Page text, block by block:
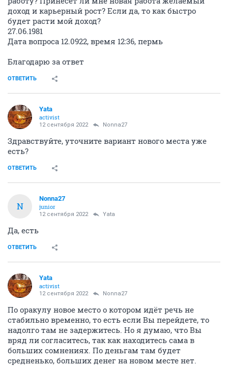
доход и карьерный рост? Если да, то как быстро
будет расти мой доход?
27.06.1981
Дата вопроса 12.0922, время 12:36, пермь
Благодарю за ответ
ОТВЕТИТЬ
Yata
activist
12 сентября 2022 Nonna27
Здравствуйте, уточните вариант нового места уже
есть?
ОТВЕТИТЬ
N
Nonna27
junior
12 сентября 2022 Yata
Да, есть
ОТВЕТИТЬ
Yata
activist
12 сентября 2022 Nonna27
По оракулу новое место о котором идёт речь не
стабильно временно, то есть если Вы перейдете, то
надолго там не задержитесь. Но я думаю, что Вы
вряд ли согласитесь, так как находитесь сама в
больших сомнениях. По деньгам там будет
средненько, больших денег на новом месте нет.